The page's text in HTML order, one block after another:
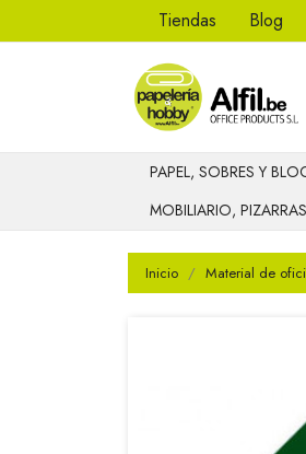
Tiendas Blog
PAPEL, SOBRES Y
MOBILIARIO,
Inicio Material de